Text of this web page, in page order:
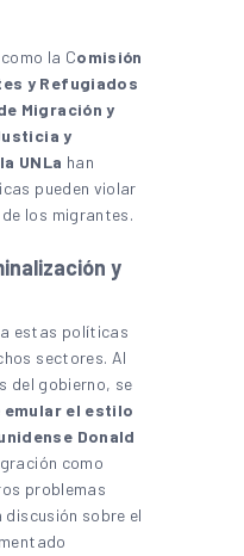
la Comisión
y Refugiados
Migración y
y
UNLa han
pueden violar
los migrantes.
y
estas políticas
sectores. Al
del gobierno, se
emular el estilo
Donald
como
problemas
sobre el